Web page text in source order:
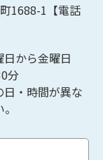
1688-1【電話
から金曜日
分
・時間が異な